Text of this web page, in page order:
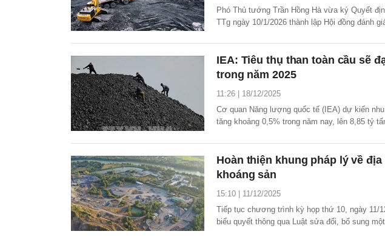
Phó Thủ tướng Trần Hồng Hà vừa ký Quyết
TTg ngày 10/1/2026 thành lập Hội đồng đánh
IEA: Tiêu thụ than toàn cầu sẽ
trong năm 2025
11:26 | 18/12/2025
Cơ quan Năng lượng quốc tế (IEA) dự kiến
tăng khoảng 0,5% trong năm nay, lên 8,85 tỷ
Hoàn thiện khung pháp lý về địa
khoáng sản
15:10 | 11/12/2025
Tiếp tục chương trình kỳ họp thứ 10, ngày 11/
biểu quyết thông qua Luật sửa đổi, bổ sung